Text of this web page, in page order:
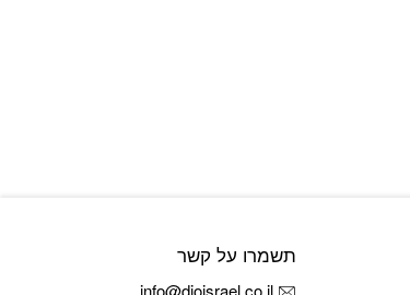
תשמרו על קשר
info@dioisrael.co.il